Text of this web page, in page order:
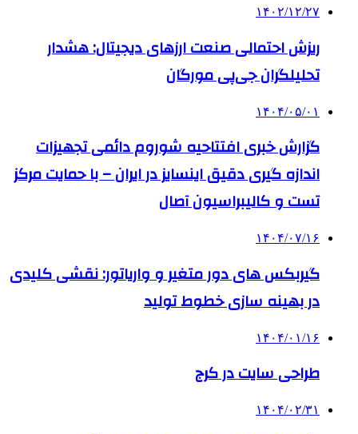
۱۴۰۲/۱۲/۲۷
ریزش احتمالی صنعت ارزهای دیجیتال: هشدار
تحلیلگران جی‌پی مورگان
۱۴۰۴/۰۵/۰۱
گزارش خبری افتتاحیه شوروم دائمی تجهیزات
اندازه گیری دقیق اینسایز در ایران – با حمایت مرکز
تست و کالیبراسیون آصال
۱۴۰۴/۰۷/۱۶
گیربکس های دور متغیر و واریاتور: نقشی کلیدی
در بهینه سازی خطوط تولید
۱۴۰۴/۰۱/۱۶
طراحی سایت در کرج
۱۴۰۴/۰۲/۳۱